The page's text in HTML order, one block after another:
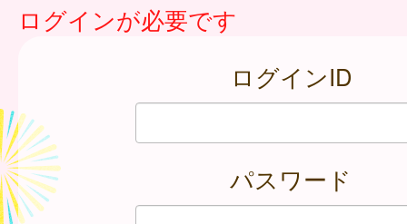
ログインが必要です
ログインID
パスワード